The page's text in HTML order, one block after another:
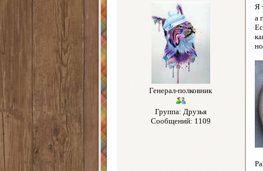
Генерал-полковник
Группа: Друзья
Сообщений: 1109
Я
а